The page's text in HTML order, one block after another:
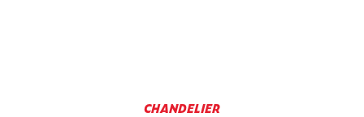
CHANDELIER